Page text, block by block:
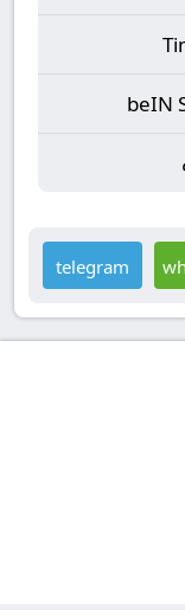
beIN
telegram